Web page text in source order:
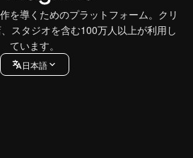
を導くためのプラットフォーム。クリ
スタジオを含む100万人以上が利用し
ています。
日本語